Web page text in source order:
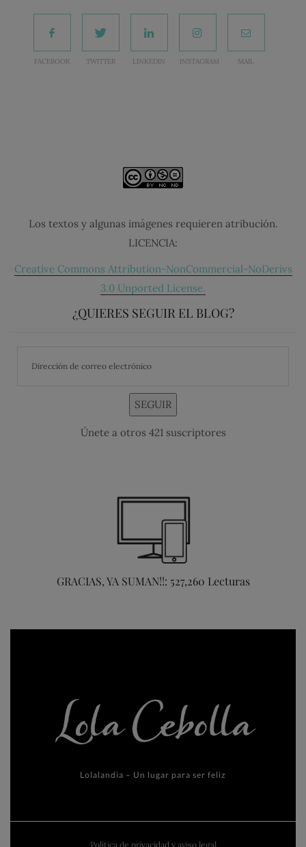
FACEBOOK TWITTER LINKEDIN INSTAGRAM MAIL
Los textos y algunas imágenes requieren atribución.
LICENCIA:
Creative Commons Attribution-NonCommercial-NoDerivs
3.0 Unported License.
¿QUIERES SEGUIR EL BLOG?
SEGUIR
Únete a otros 421 suscriptores
GRACIAS, YA SUMAN!!: 527,260 Lecturas
Lolalandia – Un lugar para ser feliz
Política de privacidad y aviso legal